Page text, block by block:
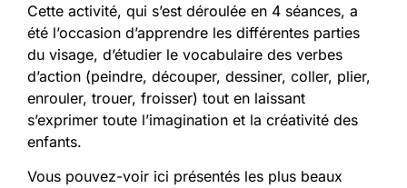
Cette activité, qui s’est déroulée en 4 séances, a
été l’occasion d’apprendre les différentes parties
du visage, d’étudier le vocabulaire des verbes
d’action (peindre, découper, dessiner, coller, plier,
enrouler, trouer, froisser) tout en laissant
s’exprimer toute l’imagination et la créativité des
enfants.
Vous pouvez-voir ici présentés les plus beaux